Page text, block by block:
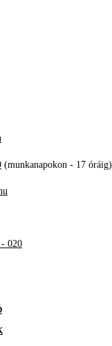
(munkanapokon - 17 óráig)
020